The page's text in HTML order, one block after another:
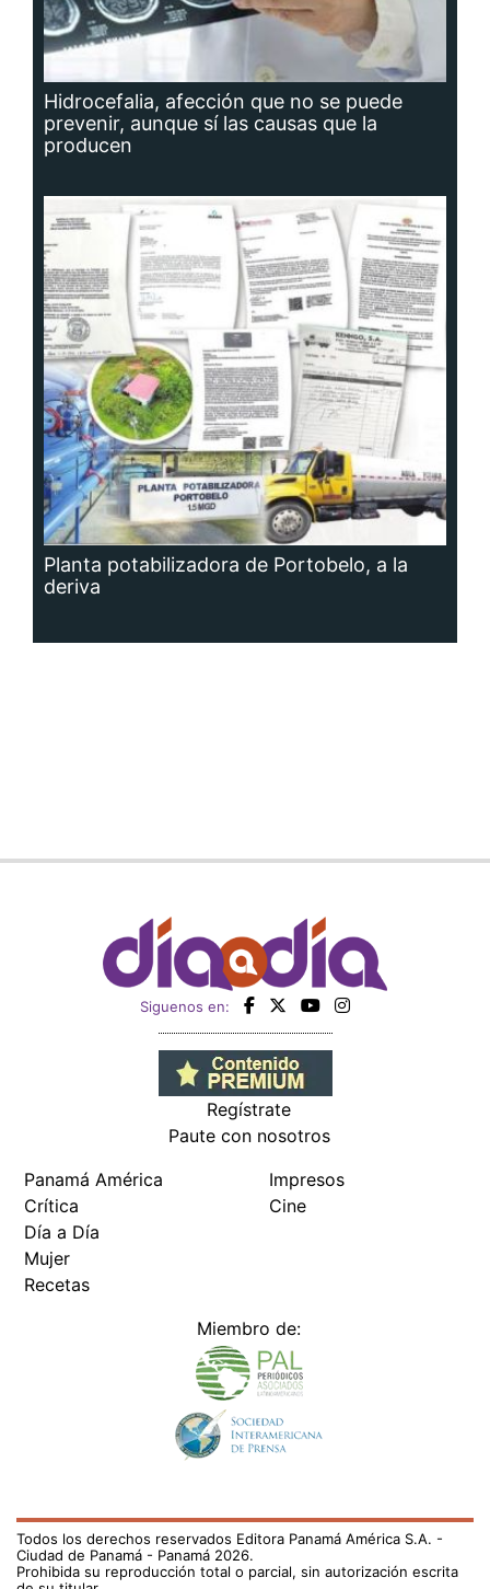
Hidrocefalia, afección que no se puede
prevenir, aunque sí las causas que la
producen
Planta potabilizadora de Portobelo, a la
deriva
Siguenos en:
Regístrate
Paute con nosotros
Panamá América
Crítica
Día a Día
Mujer
Recetas
Impresos
Cine
Miembro de:
Todos los derechos reservados Editora Panamá América S.A. -
Ciudad de Panamá - Panamá 2026.
Prohibida su reproducción total o parcial, sin autorización escrita